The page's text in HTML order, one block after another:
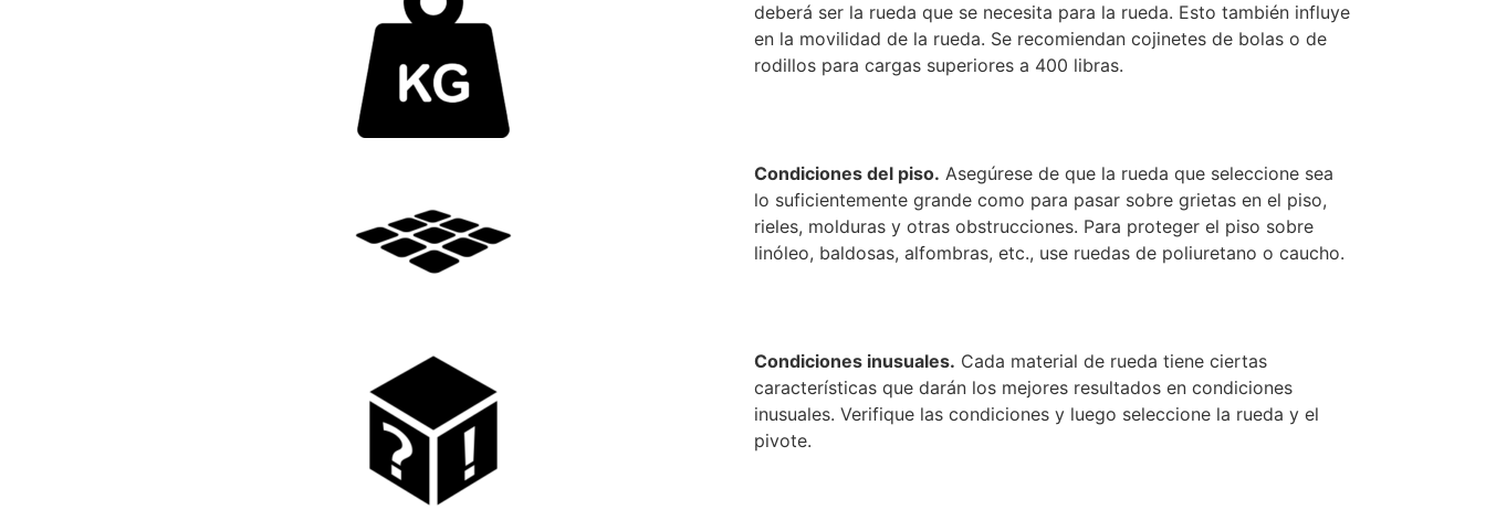
deberá ser la rueda que se necesita para la rueda. Esto también influye
en la movilidad de la rueda. Se recomiendan cojinetes de bolas o de
rodillos para cargas superiores a 400 libras.
Condiciones del piso. Asegúrese de que la rueda que seleccione sea
lo suficientemente grande como para pasar sobre grietas en el piso,
rieles, molduras y otras obstrucciones. Para proteger el piso sobre
linóleo, baldosas, alfombras, etc., use ruedas de poliuretano o caucho.
Condiciones inusuales. Cada material de rueda tiene ciertas
características que darán los mejores resultados en condiciones
inusuales. Verifique las condiciones y luego seleccione la rueda y el
pivote.